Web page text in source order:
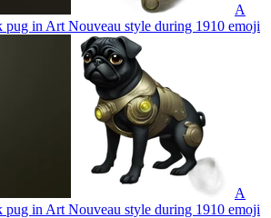
A
pug in Art Nouveau style during 1910 emoji
A
pug in Art Nouveau style during 1910 emoji